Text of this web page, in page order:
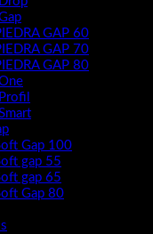
GAP 60
GAP 70
GAP 80
Gap 100
gap 55
gap 65
Gap 80